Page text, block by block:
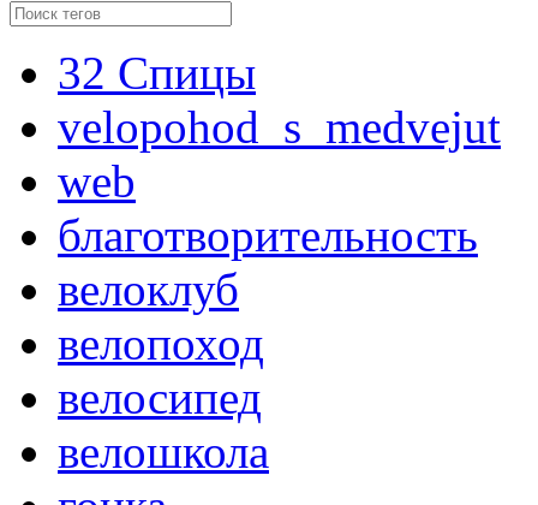
32 Спицы
velopohod_s_medvejut
web
благотворительность
велоклуб
велопоход
велосипед
велошкола